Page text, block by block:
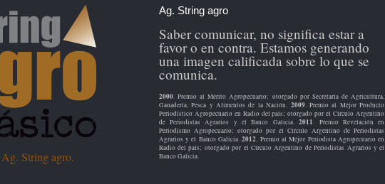
Ag. String agro.
Ag. String agro
Saber comunicar, no significa estar a
favor o en contra. Estamos generando
una imagen calificada sobre lo que se
comunica.
2000. Premio al Mérito Agropecuario; otorgado por Secretaría de Agricultura,
Ganadería, Pesca y Alimentos de la Nación. 2009. Premio al Mejor Producto
Periodístico Agropecuario en Radio del país; otorgado por el Círculo Argentino
de Periodistas Agrarios y el Banco Galicia.2011. Premio Revelación en
Periodismo Agropecuario; otorgado por el Círculo Argentino de Periodistas
Agrarios y el Banco Galicia.2012. Premio al Mejor Periodista Agropecuario en
Radio del país; otorgado por el Círculo Argentino de Periodistas Agrarios y el
Banco Galicia.